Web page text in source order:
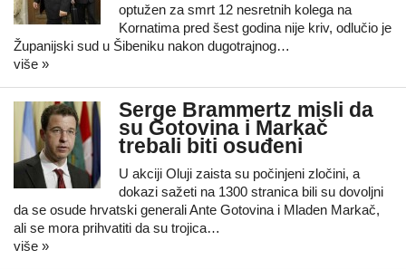
optužen za smrt 12 nesretnih kolega na
Kornatima pred šest godina nije kriv, odlučio je
Županijski sud u Šibeniku nakon dugotrajnog…
više »
Serge Brammertz misli da
su Gotovina i Markač
trebali biti osuđeni
U akciji Oluji zaista su počinjeni zločini, a
dokazi sažeti na 1300 stranica bili su dovoljni
da se osude hrvatski generali Ante Gotovina i Mladen Markač,
ali se mora prihvatiti da su trojica…
više »